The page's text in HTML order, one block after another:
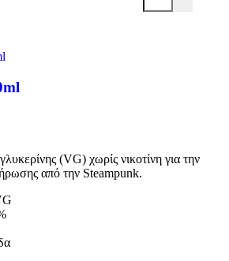
(VG) χωρίς νικοτίνη για την
από την Steampunk.